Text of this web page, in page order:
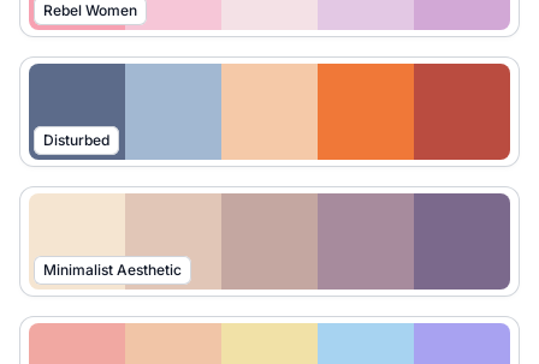
Rebel Women
Disturbed
Minimalist Aesthetic